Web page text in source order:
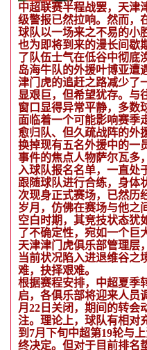
中超联赛半程战罢，天津
级警报已然拉响。然而，
球队以一场来之不易的小
也为即将到来的漫长间歇
了队伍士气在低谷中彻底
岛海牛队的外援叶博亚遭
津门虎的追赶之路减少了
显艰巨，但希望犹存。与
窗口显得异常平静，多数
面临着一个可能影响赛季
愈归队、但久疏战阵的外
换掉现有五名外援中的一
事件的焦点人物萨尔瓦多
入球队报名名单，一直处
跟随球队进行合练，身体
次现身正式赛场，已然历
岁月，仿佛在赛场与他之
空白时期，其竞技状态犹
了不确定性，宛如一个巨
天津津门虎俱乐部管理层
当前状况陷入进退维谷之
难，抉择艰难。
根据赛程安排，中超夏季
启，各俱乐部将迎来人员
月22日关闭，期间的转会
注。理论上，球队有相对
到7月下旬中超第19轮与
终决定。但对于目前排名